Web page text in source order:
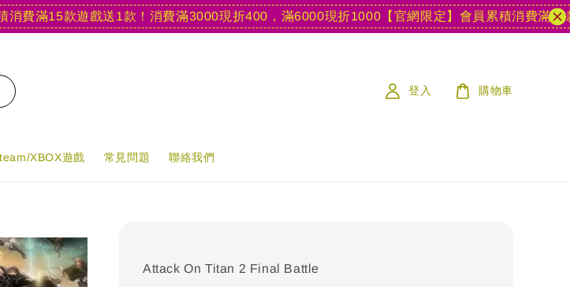
15款遊戲送1款！消費滿3000現折400，滿6000現折1000【官網限定】會員累積消費滿15款遊戲
XBOX遊戲 常見問題 聯絡我們
登入 購物車
Attack On Titan 2 Final Battle